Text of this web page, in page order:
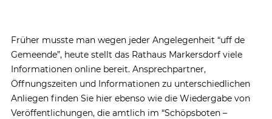
Früher musste man wegen jeder Angelegenheit “uff de
Gemeende”, heute stellt das Rathaus Markersdorf viele
Informationen online bereit. Ansprechpartner,
Öffnungszeiten und Informationen zu unterschiedlichen
Anliegen finden Sie hier ebenso wie die Wiedergabe von
Veröffentlichungen, die amtlich im “Schöpsboten –